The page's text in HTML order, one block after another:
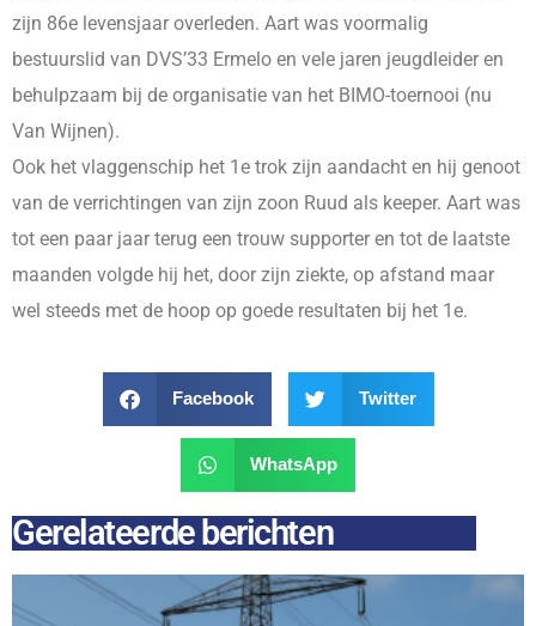
zijn 86e levensjaar overleden. Aart was voormalig
bestuurslid van DVS’33 Ermelo en vele jaren jeugdleider en
behulpzaam bij de organisatie van het BIMO-toernooi (nu
Van Wijnen).
Ook het vlaggenschip het 1e trok zijn aandacht en hij genoot
van de verrichtingen van zijn zoon Ruud als keeper. Aart was
tot een paar jaar terug een trouw supporter en tot de laatste
maanden volgde hij het, door zijn ziekte, op afstand maar
wel steeds met de hoop op goede resultaten bij het 1e.
Facebook Twitter
WhatsApp
Gerelateerde berichten